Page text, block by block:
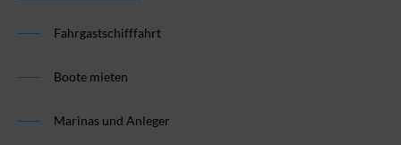
Fahrgastschifffahrt
Boote mieten
Marinas und Anleger